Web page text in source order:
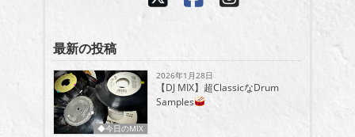
最新の投稿
◆今日のMIX
2026年1月28日
【DJ MIX】超ClassicなDrum
Samples